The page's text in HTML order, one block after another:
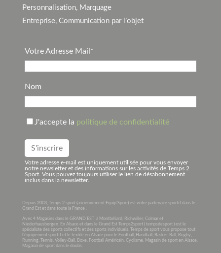
Personnalisation, Marquage
Entreprise, Communication par l’objet
Votre Adresse Mail*
Nom
J'accepte la politique de confidentialité
Votre adresse e-mail est uniquement utilisée pour vous envoyer
notre newsletter et des informations sur les activités de Temps 2
Sport. Vous pouvez toujours utiliser le lien de désabonnement
inclus dans la newsletter.
Depuis 2003, Temps 2 sport (anciennement Equip’Sport) est votre partenaire sportif dans le
Grand Est et dans toute la France .
Avec 4 Magasins dans le GRAND EST à Montbéliard, Richwiller, Colmar et
Niederhausbergen. En Alsace et dans le Grand Est Temps2sport ( tempsdesport ) est le
spécialiste des sports collectifs et des sports individuels. Temps de sport vous propose tout
l’équipement sportif et le textile en Alsace pour le Football, Handball, Basket-Ball, Rugby,
Running, Tennis, Volley-Ball, Boxe, Football Américain, Cyclisme. Magasin de sport en Alsace,
Magasin de sport dans le doubs.